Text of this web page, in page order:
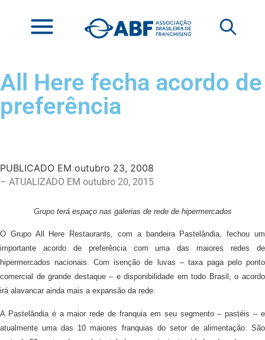
All Here fecha acordo de
preferência
PUBLICADO EM outubro 23, 2008
– ATUALIZADO EM outubro 20, 2015
Grupo terá espaço nas galerias de rede de hipermercados
O Grupo All Here Restaurants, com a bandeira Pastelândia, fechou um
importante acordo de preferência com uma das maiores redes de
hipermercados nacionais. Com isenção de luvas – taxa paga pelo ponto
comercial de grande destaque – e disponibilidade em todo Brasil, o acordo
irá alavancar ainda mais a expansão da rede.
A Pastelândia é a maior rede de franquia em seu segmento – pastéis – e
atualmente uma das 10 maiores franquias do setor de alimentação. São